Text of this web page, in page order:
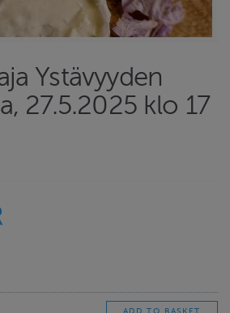
Ystävyyden
27.5.2025 klo 17